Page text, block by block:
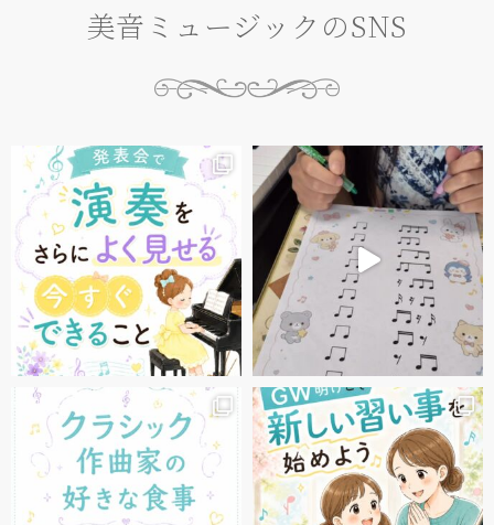
美音ミュージックのSNS